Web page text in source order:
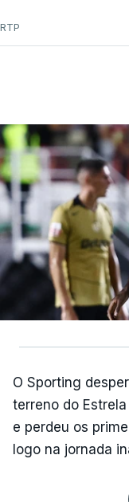
RTP
O Sporting
terreno do
e perdeu os
logo na jornada